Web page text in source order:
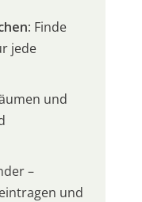
Finde
jede
und
–
und